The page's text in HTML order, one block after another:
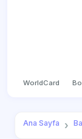
WorldCard
Ana Sayfa